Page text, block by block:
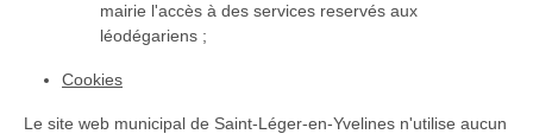
mairie l'accès à des services reservés aux
léodégariens ;
Cookies
Le site web municipal de Saint-Léger-en-Yvelines n'utilise aucun